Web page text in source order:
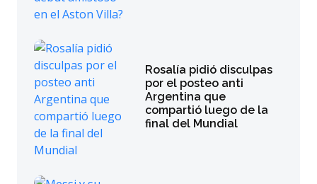
Rosalía pidió disculpas
por el posteo anti
Argentina que
compartió luego de la
final del Mundial